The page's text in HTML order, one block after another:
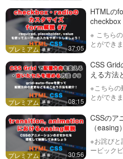
動画では
のみで１
37:05
HTMLの
checkbox
タンの
※ こちら
とができ
です。
08:15
CSS
える方法
ついて #9
※こちらの
とができ
です。
30:56
CSSのア
（
animation
※お詫びと
ービック